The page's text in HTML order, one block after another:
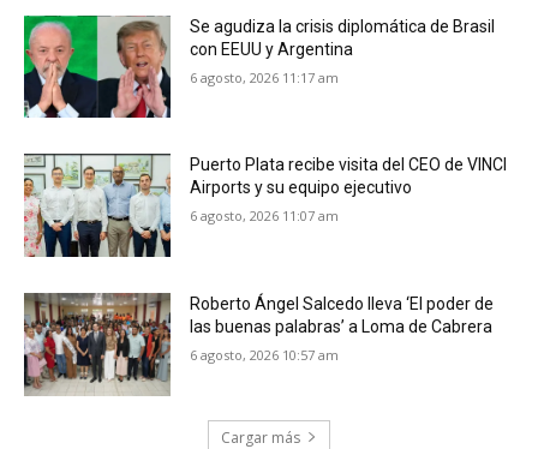
Se agudiza la crisis diplomática de Brasil
con EEUU y Argentina
6 agosto, 2026 11:17 am
Puerto Plata recibe visita del CEO de VINCI
Airports y su equipo ejecutivo
6 agosto, 2026 11:07 am
Roberto Ángel Salcedo lleva ‘El poder de
las buenas palabras’ a Loma de Cabrera
6 agosto, 2026 10:57 am
Cargar más